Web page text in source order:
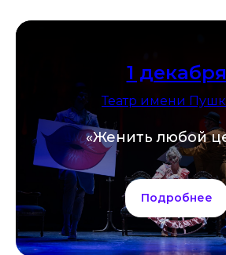
1 декабря
Театр имени
«Женить любой
Подробнее